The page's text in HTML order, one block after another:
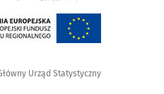
Urząd Statystyczny